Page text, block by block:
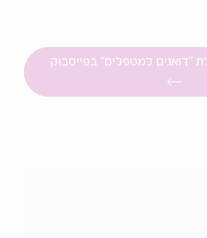
"דואגים למטפלים" בפייסבוק